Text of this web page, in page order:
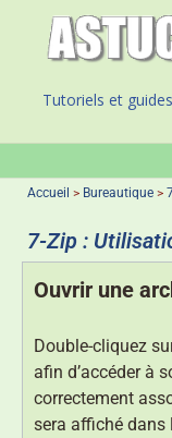
Tutoriels et
Accueil > Bureautique >
7-Zip :
Ouvrir une
Double-cliquez
afin d’accéder à
correctement
sera affiché dans